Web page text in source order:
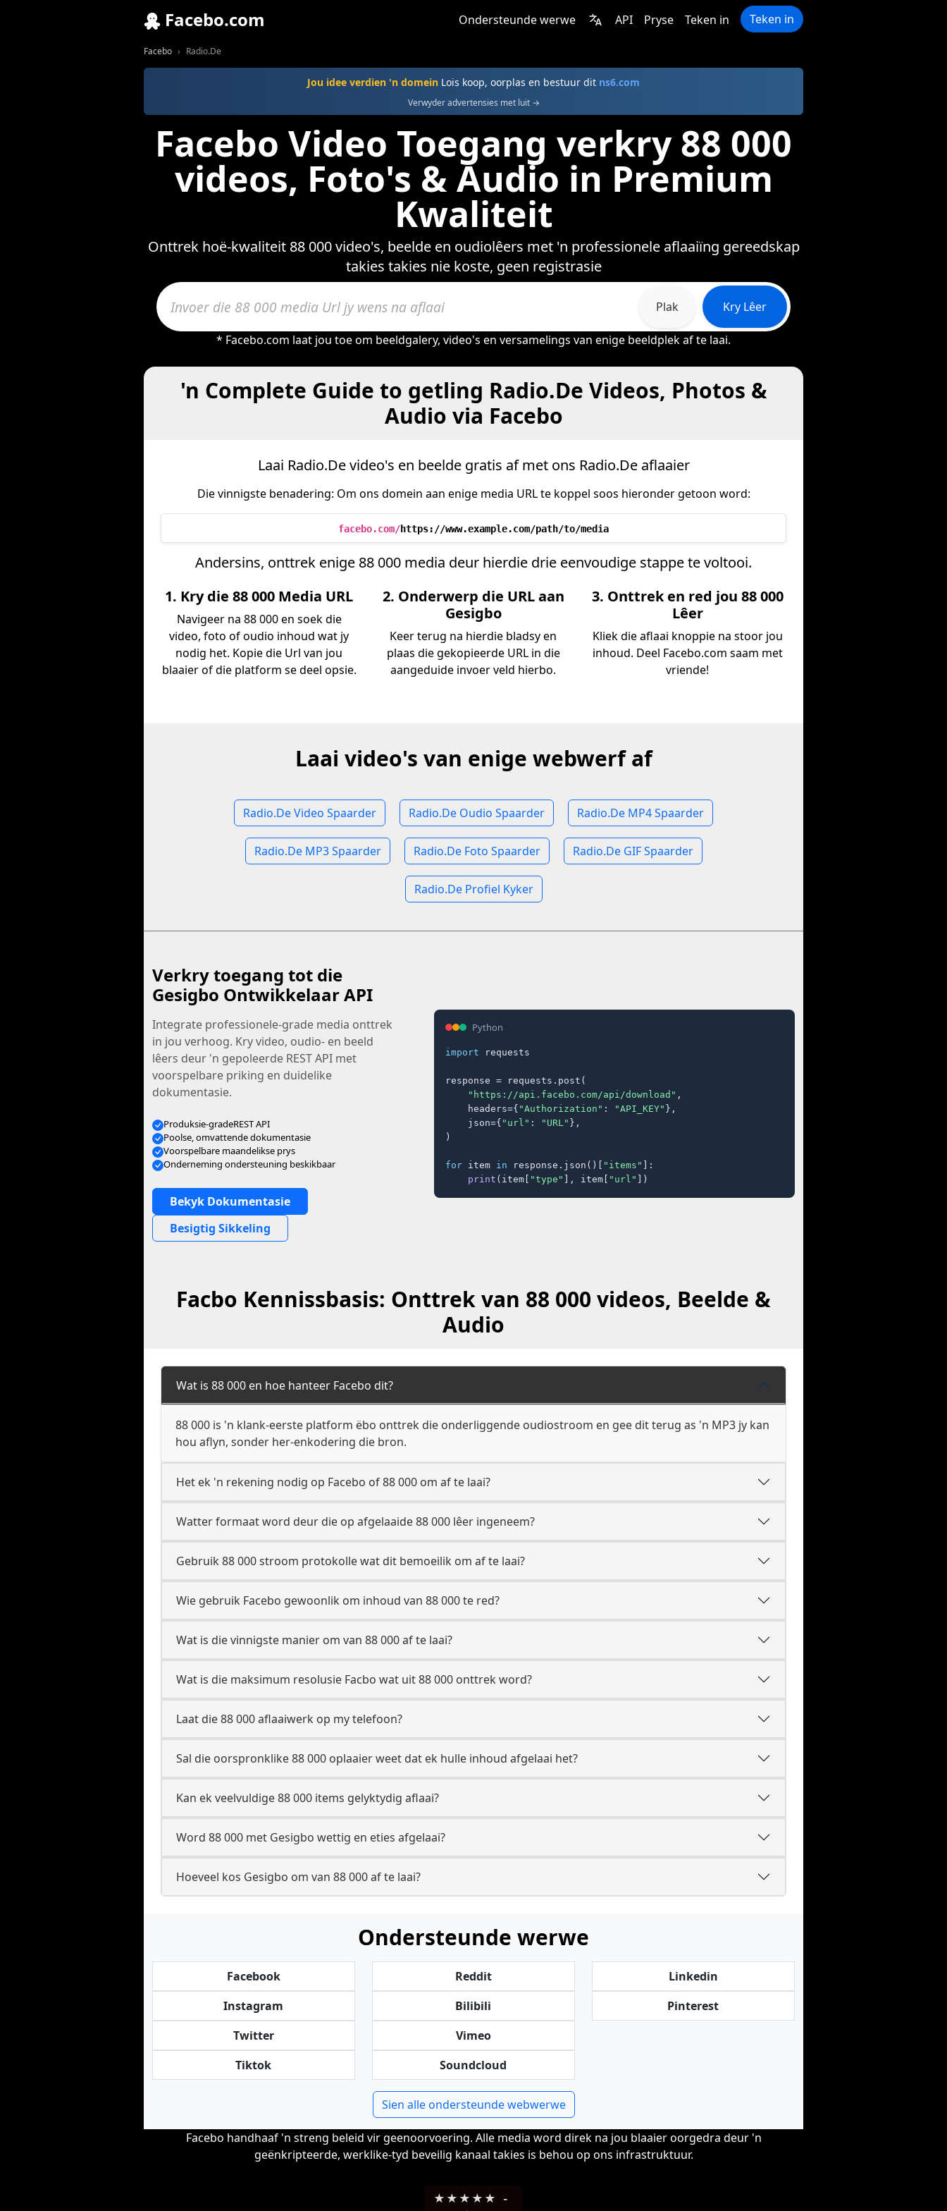
Facebo.com Ondersteunde werwe API Pryse Teken in Teken in
Facebo Radio.De
Jou idee verdien 'n domein Lois koop, oorplas en bestuur dit ns6.com
Verwyder advertensies met luit →
Facebo Video Toegang verkry 88 000
videos, Foto's & Audio in Premium
Kwaliteit
Onttrek hoë-kwaliteit 88 000 video's, beelde en oudiolêers met 'n professionele aflaaiïng gereedskap
takies takies nie koste, geen registrasie
Plak Kry Lêer
* Facebo.com laat jou toe om beeldgalery, video's en versamelings van enige beeldplek af te laai.
'n Complete Guide to getling Radio.De Videos, Photos &
Audio via Facebo
Laai Radio.De video's en beelde gratis af met ons Radio.De aflaaier
Die vinnigste benadering: Om ons domein aan enige media URL te koppel soos hieronder getoon word:
facebo.com/https://www.example.com/path/to/media
Andersins, onttrek enige 88 000 media deur hierdie drie eenvoudige stappe te voltooi.
1. Kry die 88 000 Media URL
Navigeer na 88 000 en soek die
video, foto of oudio inhoud wat jy
nodig het. Kopie die Url van jou
blaaier of die platform se deel opsie.
2. Onderwerp die URL aan
Gesigbo
Keer terug na hierdie bladsy en
plaas die gekopieerde URL in die
aangeduide invoer veld hierbo.
3. Onttrek en red jou 88 000
Lêer
Kliek die aflaai knoppie na stoor jou
inhoud. Deel Facebo.com saam met
vriende!
Laai video's van enige webwerf af
Radio.De Video Spaarder Radio.De Oudio Spaarder Radio.De MP4 Spaarder
Radio.De MP3 Spaarder Radio.De Foto Spaarder Radio.De GIF Spaarder
Radio.De Profiel Kyker
Verkry toegang tot die
Gesigbo Ontwikkelaar API
Integrate professionele-grade media onttrek
in jou verhoog. Kry video, oudio- en beeld
lêers deur 'n gepoleerde REST API met
voorspelbare priking en duidelike
dokumentasie.
Produksie-gradeREST API
Poolse, omvattende dokumentasie
Voorspelbare maandelikse prys
Onderneming ondersteuning beskikbaar
Bekyk Dokumentasie
Besigtig Sikkeling
Python
import requests
response = requests.post(
"https://api.facebo.com/api/download" ,
    headers={
"Authorization" : "API_KEY" },
    json={
"url" : "URL" },
)
for item in response.json()[ "items" ]:
print (item[ "type" ], item[ "url" ])
Facbo Kennissbasis: Onttrek van 88 000 videos, Beelde &
Audio
Wat is 88 000 en hoe hanteer Facebo dit?
88 000 is 'n klank-eerste platform ëbo onttrek die onderliggende oudiostroom en gee dit terug as 'n MP3 jy kan
hou aflyn, sonder her-enkodering die bron.
Het ek 'n rekening nodig op Facebo of 88 000 om af te laai?
Watter formaat word deur die op afgelaaide 88 000 lêer ingeneem?
Gebruik 88 000 stroom protokolle wat dit bemoeilik om af te laai?
Wie gebruik Facebo gewoonlik om inhoud van 88 000 te red?
Wat is die vinnigste manier om van 88 000 af te laai?
Wat is die maksimum resolusie Facbo wat uit 88 000 onttrek word?
Laat die 88 000 aflaaiwerk op my telefoon?
Sal die oorspronklike 88 000 oplaaier weet dat ek hulle inhoud afgelaai het?
Kan ek veelvuldige 88 000 items gelyktydig aflaai?
Word 88 000 met Gesigbo wettig en eties afgelaai?
Hoeveel kos Gesigbo om van 88 000 af te laai?
Ondersteunde werwe
Facebook
Instagram
Twitter
Tiktok
Reddit
Bilibili
Vimeo
Soundcloud
Linkedin
Pinterest
Sien alle ondersteunde webwerwe
Facebo handhaaf 'n streng beleid vir geenoorvoering. Alle media word direk na jou blaaier oorgedra deur 'n
geënkripteerde, werklike-tyd beveilig kanaal takies is behou op ons infrastruktuur.
★ ★ ★ ★ ★ -